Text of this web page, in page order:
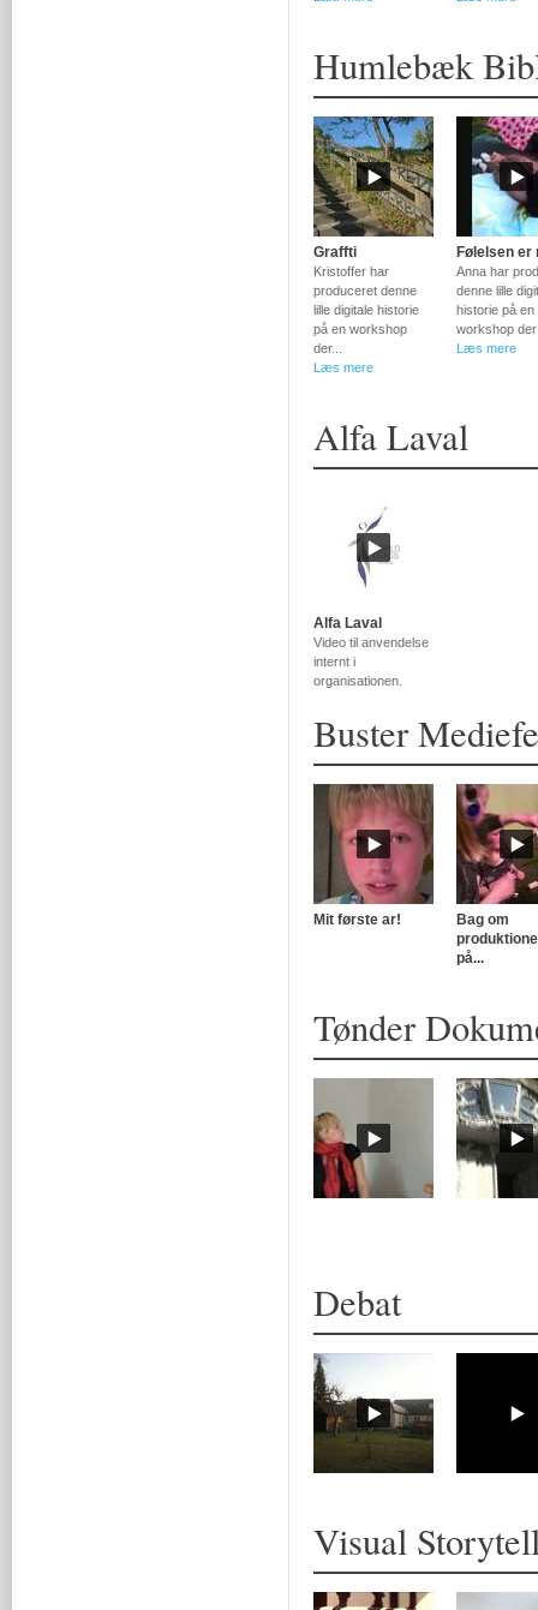
Humlebæk
Graffti
Kristoffer har
produceret denne
lille digitale historie
på en workshop
der...
Læs mere
Følelsen er
Anna har
denne lille
historie på en
workshop der
Læs mere
Alfa Laval
Alfa Laval
Video til anvendelse
internt i
organisationen.
Buster
Mit første ar!
Bag om
på...
Tønder
Debat
Visual